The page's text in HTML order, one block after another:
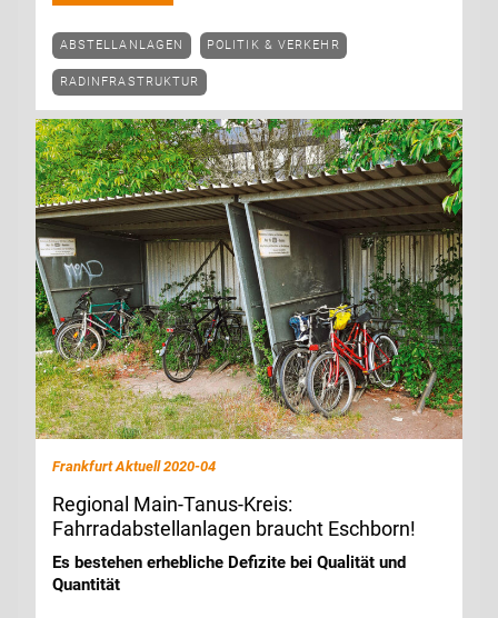
ABSTELLANLAGEN POLITIK & VERKEHR
RADINFRASTRUKTUR
Frankfurt Aktuell 2020-04
Regional Main-Tanus-Kreis:
Fahrradabstellanlagen braucht Eschborn!
Es bestehen erhebliche Defizite bei Qualität und
Quantität